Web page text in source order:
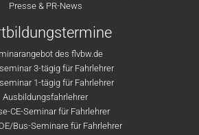
Presse & PR-News
des flvbw.de
3-tägig für Fahrlehrer
1-tägig für Fahrlehrer
Ausbildungsfahrlehrer
CE-Seminar für Fahrlehrer
Bus-Seminare für Fahrlehrer